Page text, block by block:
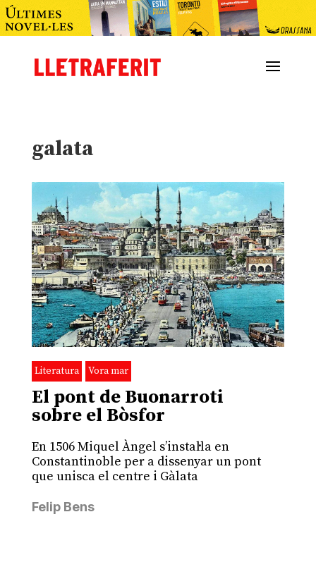
galata
Literatura Vora mar
El pont de Buonarroti
sobre el Bòsfor
En 1506 Miquel Àngel s’instal·la en
Constantinoble per a dissenyar un pont
que unisca el centre i Gàlata
Felip Bens